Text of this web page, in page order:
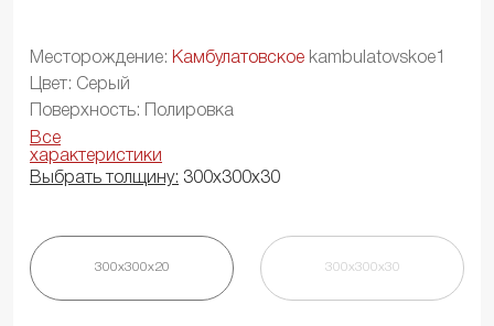
Месторождение: Камбулатовское kambulatovskoe1
Цвет: Серый
Поверхность: Полировка
Все
характеристики
Выбрать толщину: 300х300х30
300х300х20 300х300х30